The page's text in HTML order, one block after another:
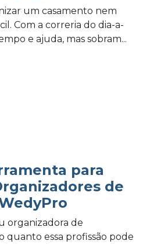
um casamento nem
Com a correria do dia-a-
e ajuda, mas sobram...
para
de
organizadora de
quanto essa profissão pode